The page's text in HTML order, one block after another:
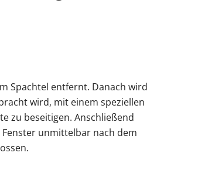
Spachtel entfernt. Danach wird
wird, mit einem speziellen
zu beseitigen. Anschließend
unmittelbar nach dem